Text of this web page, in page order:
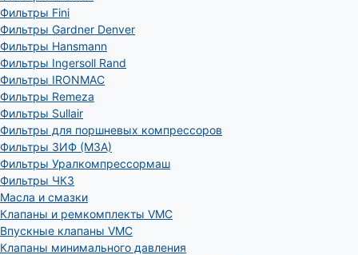
Фильтры Fini
Фильтры Gardner Denver
Фильтры Hansmann
Фильтры Ingersoll Rand
Фильтры IRONMAC
Фильтры Remeza
Фильтры Sullair
Фильтры для поршневых компрессоров
Фильтры ЗИФ (МЗА)
Фильтры Уралкомпрессормаш
Фильтры ЧКЗ
Масла и смазки
Клапаны и ремкомплекты VMC
Впускные клапаны VMC
Клапаны минимального давления